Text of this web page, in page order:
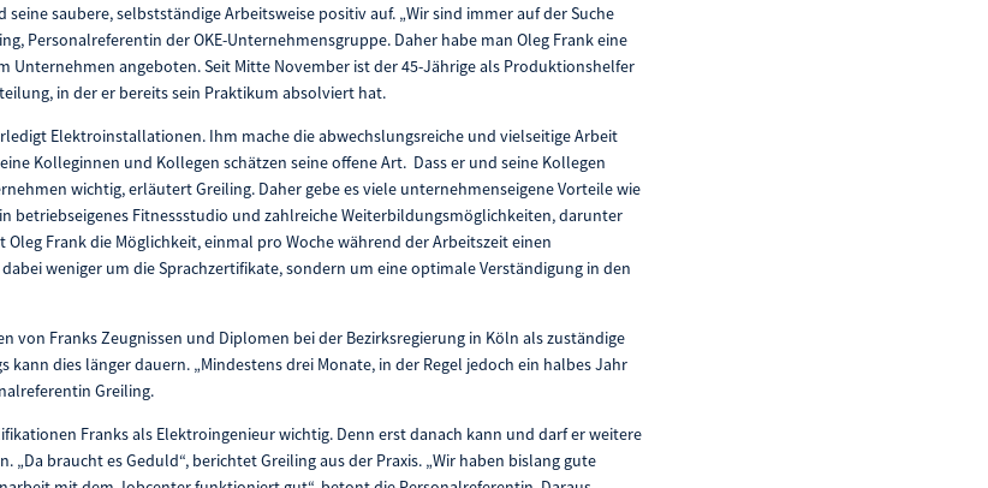
saubere, selbstständige Arbeitsweise positiv auf. „Wir sind immer auf der Suche
Personalreferentin der OKE-Unternehmensgruppe. Daher habe man Oleg Frank eine
Unternehmen angeboten. Seit Mitte November ist der 45-Jährige als Produktionshelfer
in der er bereits sein Praktikum absolviert hat.
Elektroinstallationen. Ihm mache die abwechslungsreiche und vielseitige Arbeit
Kolleginnen und Kollegen schätzen seine offene Art. Dass er und seine Kollegen
wichtig, erläutert Greiling. Daher gebe es viele unternehmenseigene Vorteile wie
betriebseigenes Fitnessstudio und zahlreiche Weiterbildungsmöglichkeiten, darunter
Frank die Möglichkeit, einmal pro Woche während der Arbeitszeit einen
weniger um die Sprachzertifikate, sondern um eine optimale Verständigung in den
von Franks Zeugnissen und Diplomen bei der Bezirksregierung in Köln als zuständige
kann dies länger dauern. „Mindestens drei Monate, in der Regel jedoch ein halbes Jahr
Greiling.
Franks als Elektroingenieur wichtig. Denn erst danach kann und darf er weitere
braucht es Geduld“, berichtet Greiling aus der Praxis. „Wir haben bislang gute